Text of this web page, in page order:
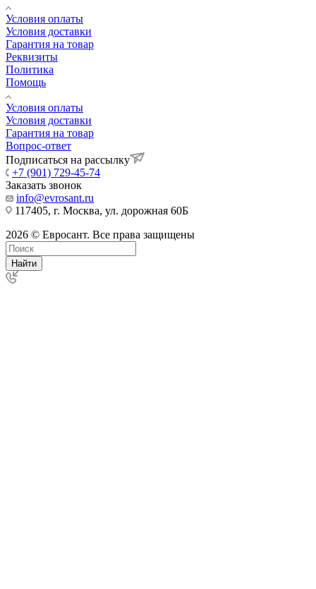
Условия оплаты
Условия доставки
Гарантия на товар
Реквизиты
Политика
Помощь
Условия оплаты
Условия доставки
Гарантия на товар
Вопрос-ответ
Подписаться на рассылку
+7 (901) 729-45-74
Заказать звонок
info@evrosant.ru
117405, г. Москва, ул. дорожная 60Б
2026 © Евросант. Все права защищены
Найти